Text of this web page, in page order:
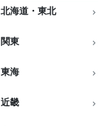
北海道・東北 keyboard_arrow_right
関東 keyboard_arrow_right
東海 keyboard_arrow_right
近畿 keyboard_arrow_right